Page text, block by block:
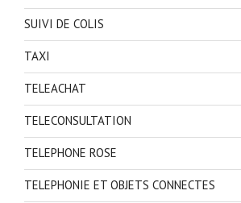
SUIVI DE COLIS
TAXI
TELEACHAT
TELECONSULTATION
TELEPHONE ROSE
TELEPHONIE ET OBJETS CONNECTES